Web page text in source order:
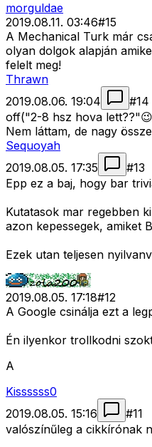
morguldae
2019.08.11. 03:46#15
A Mechanical Turk már
olyan dolgok alapján
felelt meg!
Thrawn
2019.08.06. 19:04
#14
off("2-8 hsz hova
Nem láttam, de nagy
Sequoyah
2019.08.05. 17:35
#13
Epp ez a baj, hogy bar
Kutatasok mar regebben
azon kepessegek, amiket
Ezek utan teljesen
2019.08.05. 17:18#12
A Google csinálja ezt a
Én ilyenkor trollkodni
A
Kissssss0
2019.08.05. 15:16
#11
valószínűleg a cikkírónak